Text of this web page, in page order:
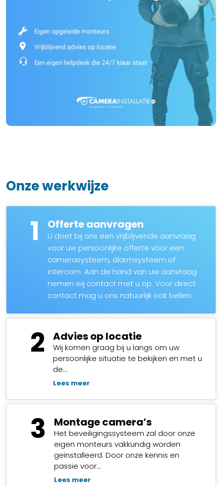
Onze werkwijze
1 Offerte aanvragen
U doet bij ons een vrijblijvende aanvraag
voor uw persoonlijke offerte voor een
camerasysteem, alarmsysteem of
intercom. Aan de hand van uw aanvraag
nemen wij contact met u op. Voor direct
contact mag u ons natuurlijk ook bellen.
2 Advies op locatie
Wij komen graag bij u langs om uw
persoonlijke situatie te bekijken en met u
de…
Lees meer
3 Montage camera’s
Het beveiligingssysteem zal door onze
eigen monteurs vakkundig worden
geïnstalleerd. Door onze kennis en
passie voor…
Lees meer